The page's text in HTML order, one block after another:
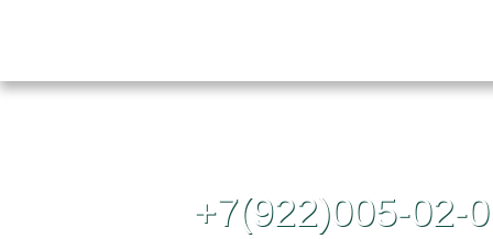
+7(922)005-02-